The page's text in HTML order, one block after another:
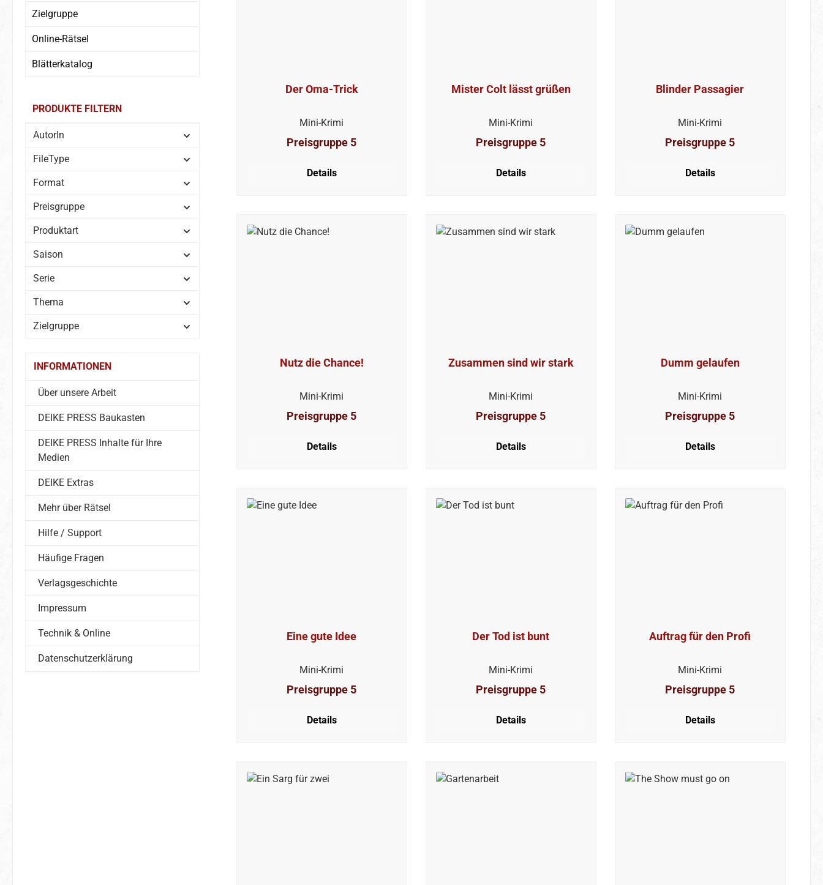
Zielgruppe
Online-Rätsel
Blätterkatalog
PRODUKTE FILTERN
AutorIn
FileType
Format
Preisgruppe
Produktart
Saison
Serie
Thema
Zielgruppe
INFORMATIONEN
Über unsere Arbeit
DEIKE PRESS Baukasten
DEIKE PRESS Inhalte für Ihre
Medien
DEIKE Extras
Mehr über Rätsel
Hilfe / Support
Häufige Fragen
Verlagsgeschichte
Impressum
Technik & Online
Datenschutzerklärung
Der Oma-Trick
Mini-Krimi
Preisgruppe 5
Details
Mister Colt lässt grüßen
Mini-Krimi
Preisgruppe 5
Details
Blinder Passagier
Mini-Krimi
Preisgruppe 5
Details
Nutz die Chance!
Mini-Krimi
Preisgruppe 5
Details
Zusammen sind wir stark
Mini-Krimi
Preisgruppe 5
Details
Dumm gelaufen
Mini-Krimi
Preisgruppe 5
Details
Eine gute Idee
Mini-Krimi
Preisgruppe 5
Details
Der Tod ist bunt
Mini-Krimi
Preisgruppe 5
Details
Auftrag für den Profi
Mini-Krimi
Preisgruppe 5
Details